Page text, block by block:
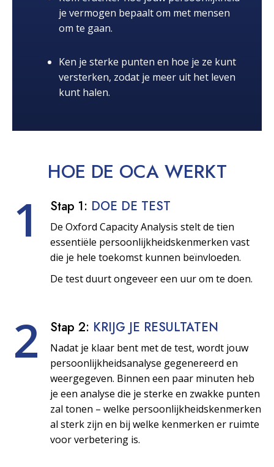
je vermogen bepaalt om met mensen
om te gaan.
Ken je sterke punten en hoe je ze kunt
versterken, zodat je meer uit het leven
kunt halen.
HOE DE OCA WERKT
1 Stap 1: DOE DE TEST
De Oxford Capacity Analysis stelt de tien
essentiële persoonlijkheids­kenmerken vast
die je hele toekomst kunnen beïnvloeden.
De test duurt ongeveer een uur om te doen.
2 Stap 2: KRIJG JE RESULTATEN
Nadat je klaar bent met de test, wordt jouw
persoonlijkheids­analyse gegenereerd en
weergegeven. Binnen een paar minuten heb
je een analyse die je sterke en zwakke punten
zal tonen – welke persoonlijkheids­kenmerken
al sterk zijn en bij welke kenmerken er ruimte
voor verbetering is.